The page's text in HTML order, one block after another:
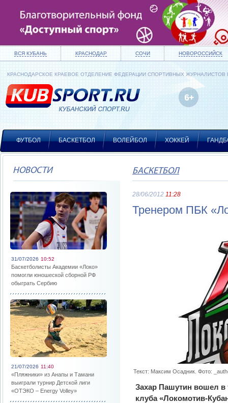
ВСЯ КУБАНЬ КРАСНОДАР СОЧИ НОВОРОССИЙСК
КРАСНОДАРСКОЕ КРАЕВОЕ ОТДЕЛЕНИЕ ФЕДЕРАЦИИ СПОРТИВНЫХ ЖУРНАЛИСТОВ
ФУТБОЛ БАСКЕТБОЛ ВОЛЕЙБОЛ ХОККЕЙ
НОВОСТИ
31/07/2026 10:52
Баскетболисты Академии «Локо»
помогли юношеской сборной РФ
обыграть Сербию
21/07/2026 11:40
«Пляжники» из Анапы и Тамани
выиграли турнир Детской лиги
«ОТЭКО – Energy Volley»
БАСКЕТБОЛ
28/06/2012 11:28
Тренером ПБК
Текст: Максим Осадник. Фото:
Захар Пашутин вошел в
клуба «Локомотив-